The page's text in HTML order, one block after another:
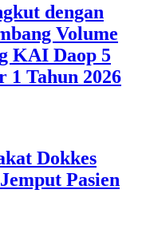
dengan
Volume
KAI Daop 5
1 Tahun 2026
Dokkes
Pasien